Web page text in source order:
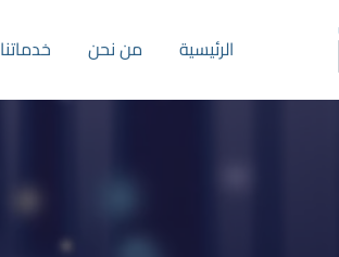
الرئيسية من نحن خدماتنا